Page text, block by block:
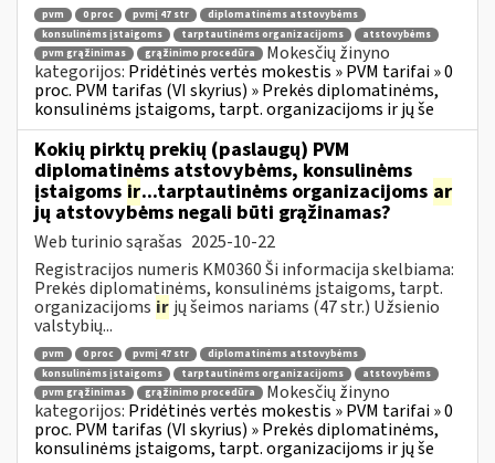
pvm 0 proc pvmį 47 str
diplomatinėms atstovybėms
konsulinėms įstaigoms
tarptautinėms organizacijoms
atstovybėms
pvm grąžinimas
grąžinimo procedūra
Mokesčių žinyno
kategorijos: Pridėtinės vertės mokestis » PVM tarifai » 0
proc. PVM tarifas (VI skyrius) » Prekės diplomatinėms,
konsulinėms įstaigoms, tarpt. organizacijoms ir jų še
Kokių pirktų prekių (paslaugų) PVM
diplomatinėms atstovybėms, konsulinėms
įstaigoms ir...tarptautinėms organizacijoms ar
jų atstovybėms negali būti grąžinamas?
Web turinio sąrašas 2025-10-22
Registracijos numeris KM0360 Ši informacija skelbiama:
Prekės diplomatinėms, konsulinėms įstaigoms, tarpt.
organizacijoms ir jų šeimos nariams (47 str.) Užsienio
valstybių...
pvm 0 proc pvmį 47 str
diplomatinėms atstovybėms
konsulinėms įstaigoms
tarptautinėms organizacijoms
atstovybėms
pvm grąžinimas
grąžinimo procedūra
Mokesčių žinyno
kategorijos: Pridėtinės vertės mokestis » PVM tarifai » 0
proc. PVM tarifas (VI skyrius) » Prekės diplomatinėms,
konsulinėms įstaigoms, tarpt. organizacijoms ir jų še